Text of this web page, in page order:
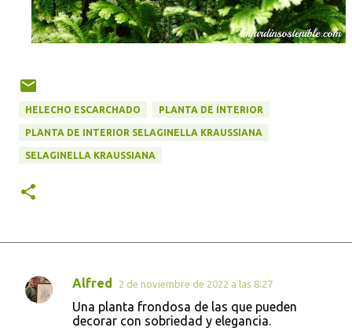
HELECHO ESCARCHADO PLANTA DE INTERIOR
PLANTA DE INTERIOR SELAGINELLA KRAUSSIANA
SELAGINELLA KRAUSSIANA
C
Alfred 2 de noviembre de 2022 a las 8:27
Una planta frondosa de las que pueden
decorar con sobriedad y elegancia.